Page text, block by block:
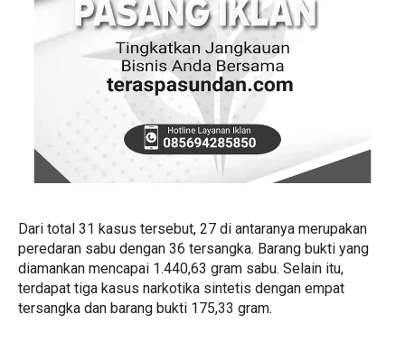
Dari total 31 kasus tersebut, 27 di antaranya merupakan
peredaran sabu dengan 36 tersangka. Barang bukti yang
diamankan mencapai 1.440,63 gram sabu. Selain itu,
terdapat tiga kasus narkotika sintetis dengan empat
tersangka dan barang bukti 175,33 gram.